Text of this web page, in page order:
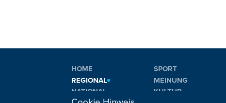
HOME
REGIONAL
NATIONAL
SPORT
MEINUNG
KULTUR